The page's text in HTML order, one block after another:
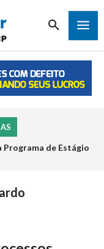
Programa de Estágio